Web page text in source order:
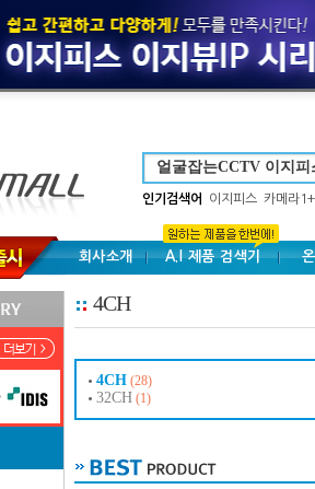
인기검색어 이지피스 카메라
회사소개 A.I 제품 검색기
4CH
4CH (28)
32CH (1)